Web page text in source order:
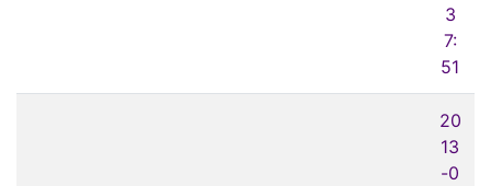
3
7:
51
20
13
-0